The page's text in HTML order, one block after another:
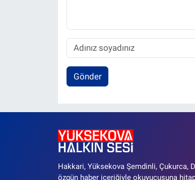
Gönder
Hakkari, Yüksekova Şemdinli, Çukurca,
özgün haber içeriğiyle okuyucusuna